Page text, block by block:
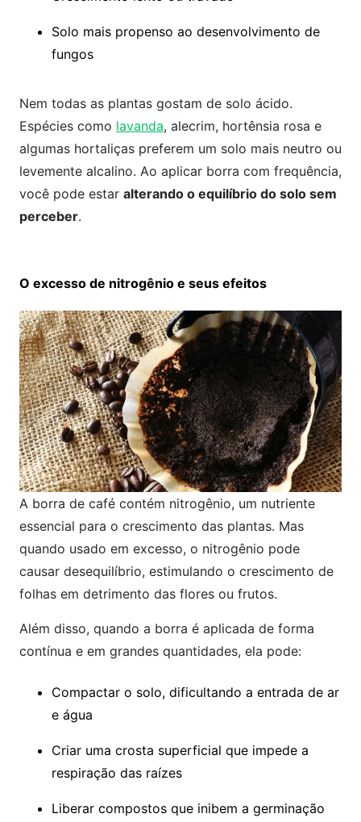
Solo mais propenso ao desenvolvimento de
fungos
Nem todas as plantas gostam de solo ácido.
Espécies como lavanda, alecrim, hortênsia rosa e
algumas hortaliças preferem um solo mais neutro ou
levemente alcalino. Ao aplicar borra com frequência,
você pode estar alterando o equilíbrio do solo sem
perceber.
O excesso de nitrogênio e seus efeitos
A borra de café contém nitrogênio, um nutriente
essencial para o crescimento das plantas. Mas
quando usado em excesso, o nitrogênio pode
causar desequilíbrio, estimulando o crescimento de
folhas em detrimento das flores ou frutos.
Além disso, quando a borra é aplicada de forma
contínua e em grandes quantidades, ela pode:
Compactar o solo, dificultando a entrada de ar
e água
Criar uma crosta superficial que impede a
respiração das raízes
Liberar compostos que inibem a germinação